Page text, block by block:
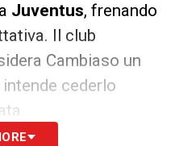
Juventus, frenando
Il club
Cambiaso un
cederlo